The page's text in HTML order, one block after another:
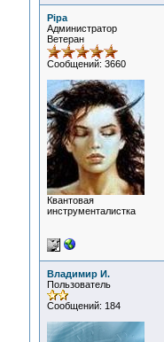
Pipa
Администратор
Ветеран
Сообщений: 3660
Квантовая
инструменталистка
Владимир И.
Пользователь
Сообщений: 184